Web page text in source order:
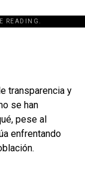
READING.
transparencia y
se han
pese al
enfrentando